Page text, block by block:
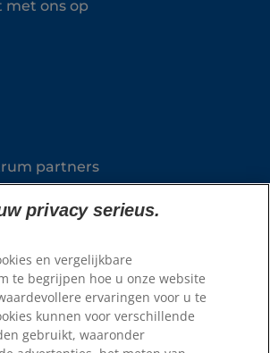
met ons op
partners
privacy serieus.
en vergelijkbare
te begrijpen hoe u onze website
ervaringen voor u te
kunnen voor verschillende
gebruikt, waaronder